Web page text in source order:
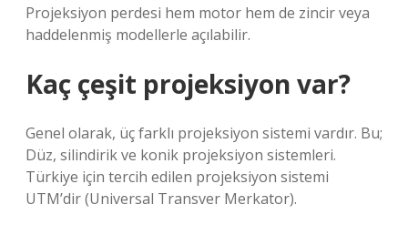
Projeksiyon perdesi hem motor hem de zincir veya
haddelenmiş modellerle açılabilir.
Kaç çeşit projeksiyon var?
Genel olarak, üç farklı projeksiyon sistemi vardır. Bu;
Düz, silindirik ve konik projeksiyon sistemleri.
Türkiye için tercih edilen projeksiyon sistemi
UTM’dir (Universal Transver Merkator).